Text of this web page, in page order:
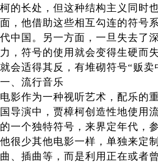
柯的长处，但这种结构主义同时
面，他借助这些相互勾连的符号
代中国。另一方面，一旦失去了
力，符号的使用就会变得生硬而
就会适得其反，有堆砌符号“贩卖
一、流行音乐
电影作为一种视听艺术，配乐的
国导演中，贾樟柯创造性地使用
的一个独特符号，来界定年代，
他很少其他电影一样，单独来定
曲、插曲等，而是利用正在或者